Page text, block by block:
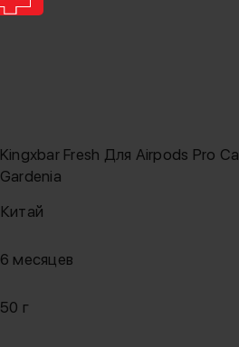
Kingxbar Fresh Для Airpods Pro
Gardenia
Китай
6 месяцев
50 г